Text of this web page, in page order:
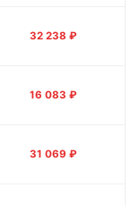
32 238 ₽
16 083 ₽
31 069 ₽